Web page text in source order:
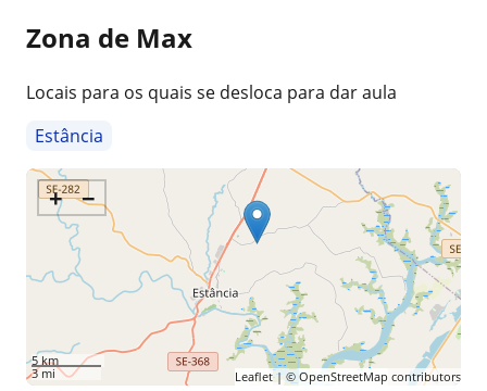
Zona de Max
Locais para os quais se desloca para dar aula
Estância
+ −
5 km
3 mi
Leaflet| © OpenStreetMap contributors